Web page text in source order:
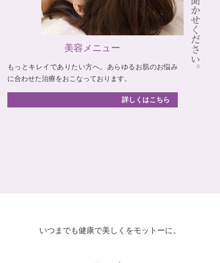
美容メニュー
もっとキレイでありたい方へ。あらゆるお肌のお悩み
に合わせた治療をおこなっております。
詳しくはこちら
いつまでも健康で美しくをモットーに。